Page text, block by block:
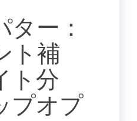
ー：
ト補
ト分
プオプ